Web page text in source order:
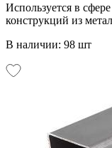
Используется в
конструкций из
В наличии: 98 шт